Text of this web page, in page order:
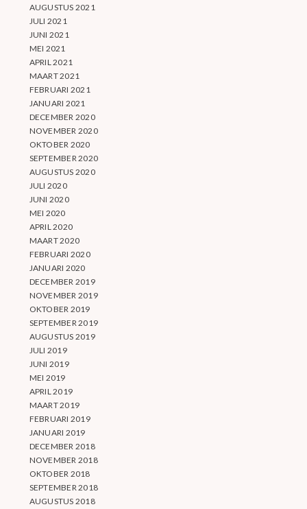
AUGUSTUS 2021
JULI 2021
JUNI 2021
MEI 2021
APRIL 2021
MAART 2021
FEBRUARI 2021
JANUARI 2021
DECEMBER 2020
NOVEMBER 2020
OKTOBER 2020
SEPTEMBER 2020
AUGUSTUS 2020
JULI 2020
JUNI 2020
MEI 2020
APRIL 2020
MAART 2020
FEBRUARI 2020
JANUARI 2020
DECEMBER 2019
NOVEMBER 2019
OKTOBER 2019
SEPTEMBER 2019
AUGUSTUS 2019
JULI 2019
JUNI 2019
MEI 2019
APRIL 2019
MAART 2019
FEBRUARI 2019
JANUARI 2019
DECEMBER 2018
NOVEMBER 2018
OKTOBER 2018
SEPTEMBER 2018
AUGUSTUS 2018